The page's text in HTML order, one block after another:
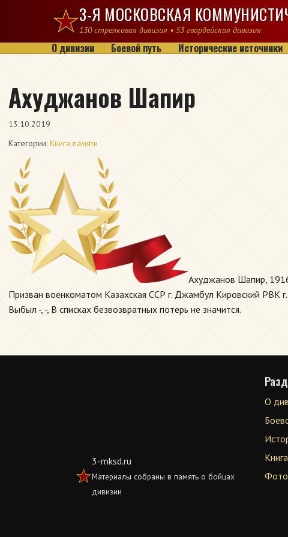
Перейти к содержимому3-Я МОСКОВСКАЯ
130 стрелковая дивизия • 53 гвардейская дивизия
О дивизии Боевой путь Исторические источники
Ахуджанов Шапир
13.10.2019
Категории: Книга памяти
Ахуджанов Шапир,
Призван военкоматом Казахская ССР г. Джамбул Кировский РВК
Выбыл -, -, В списках безвозвратных потерь не значится.
3-mksd.ru
Материалы собраны в память о бойцах
дивизии
О